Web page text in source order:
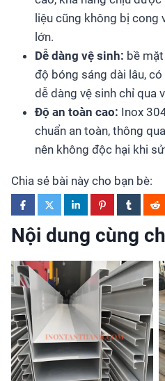
liệu cũng không bị cong
lớn.
Dễ dàng vệ sinh: bề
độ bóng sáng dài lâu,
dễ dàng vệ sinh chỉ qua
Độ an toàn cao: Inox
chuẩn an toàn, thông
nên không độc hại khi
Chia sẻ bài này cho bạn bè:
Nội dung cùng